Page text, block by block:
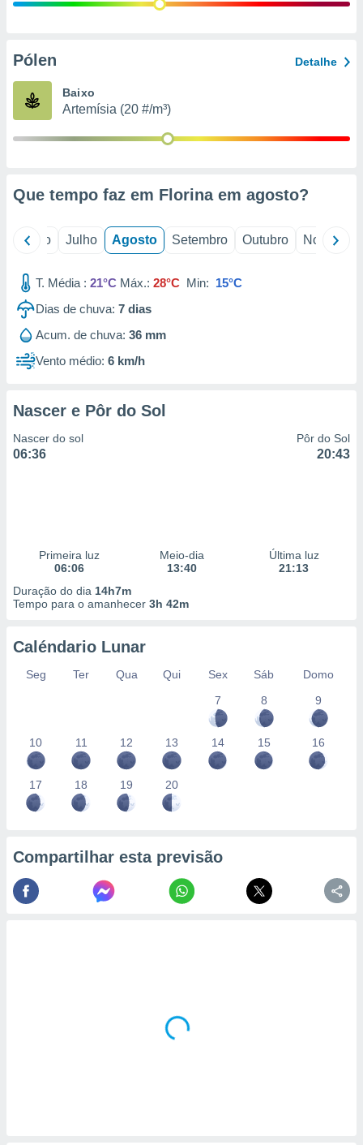
e
Pólen Detalhe
Baixo
Artemísia (20 #/m³)
Que tempo faz em Florina em agosto?
Junho Julho Agosto Setembro Outubro Novembro
T. Média : 21°C Máx.: 28°C Min: 15°C
Dias de chuva: 7 dias
Acum. de chuva: 36 mm
Vento médio: 6 km/h
Nascer e Pôr do Sol
Nascer do sol
06:36
Pôr do Sol
20:43
Primeira luz
06:06
Meio-dia
13:40
Última luz
21:13
Duração do dia 14h7m
Tempo para o amanhecer 3h 42m
Caléndario Lunar
Seg Ter Qua Qui Sex Sáb
Domo
7
8 9
10 11 12 13 14 15 16
17 18 19 20
Compartilhar esta previsão